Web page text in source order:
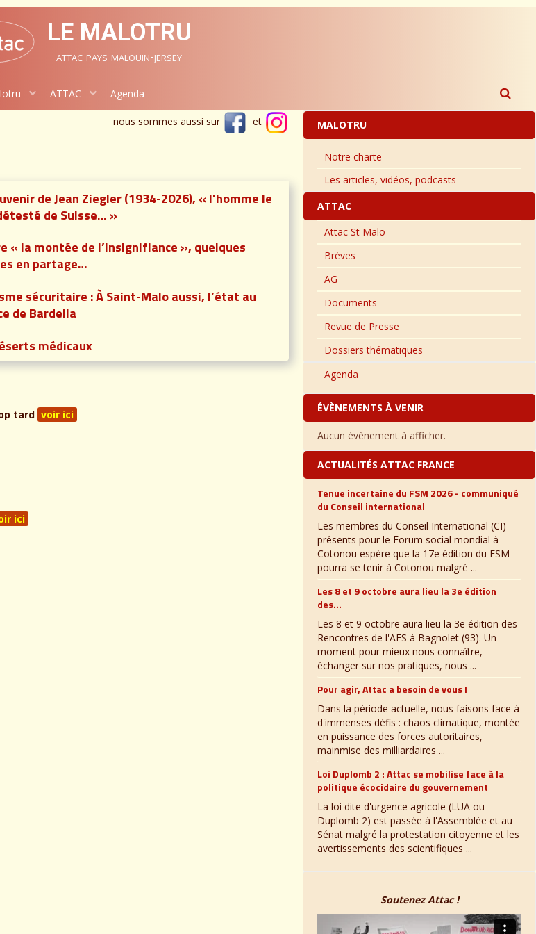
LE MALOTRU
attac pays malouin-jersey
ATTAC Agenda
nous sommes aussi sur et
de Jean Ziegler (1934-2026), « l'homme le
de Suisse… »
« la montée de l’insignifiance », quelques
en partage…
sécuritaire : À Saint-Malo aussi, l’état au
de Bardella
médicaux
tard voir ici
ici
MALOTRU
Notre charte
Les articles, vidéos, podcasts
ATTAC
Attac St Malo
Brèves
AG
Documents
Revue de Presse
Dossiers thématiques
Agenda
ÉVÈNEMENTS À VENIR
Aucun évènement à afficher.
ACTUALITÉS ATTAC FRANCE
Tenue incertaine du FSM 2026 - communiqué
du Conseil international
Les membres du Conseil International (CI)
présents pour le Forum social mondial à
Cotonou espère que la 17e édition du FSM
pourra se tenir à Cotonou malgré ...
Les 8 et 9 octobre aura lieu la 3e édition
des...
Les 8 et 9 octobre aura lieu la 3e édition des
Rencontres de l'AES à Bagnolet (93). Un
moment pour mieux nous connaître,
échanger sur nos pratiques, nous ...
Pour agir, Attac a besoin de vous !
Dans la période actuelle, nous faisons face à
d'immenses défis : chaos climatique, montée
en puissance des forces autoritaires,
mainmise des milliardaires ...
Loi Duplomb 2 : Attac se mobilise face à la
politique écocidaire du gouvernement
La loi dite d'urgence agricole (LUA ou
Duplomb 2) est passée à l'Assemblée et au
Sénat malgré la protestation citoyenne et les
avertissements des scientifiques ...
---------------
Soutenez Attac !